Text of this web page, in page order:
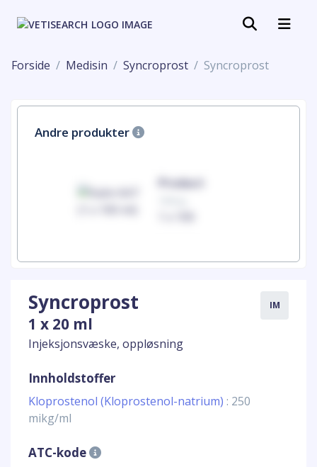
Forside Medisin Syncroprost Syncroprost
Andre produkter
Product
Syncroprost
1 x 20 ml
Injeksjonsvæske, oppløsning
IM
Innholdstoffer
Kloprostenol (Kloprostenol-natrium) : 250
mikg/ml
ATC-kode